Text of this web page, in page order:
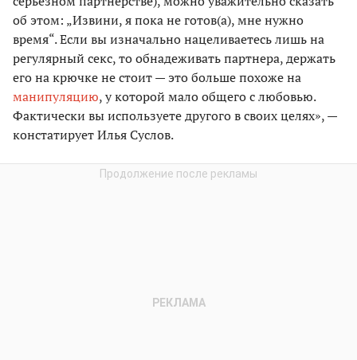
об этом: „Извини, я пока не готов(а), мне нужно
время“. Если вы изначально нацеливаетесь лишь на
регулярный секс, то обнадеживать партнера, держать
его на крючке не стоит — это больше похоже на
манипуляцию, у которой мало общего с любовью.
Фактически вы используете другого в своих целях», —
констатирует Илья Суслов.